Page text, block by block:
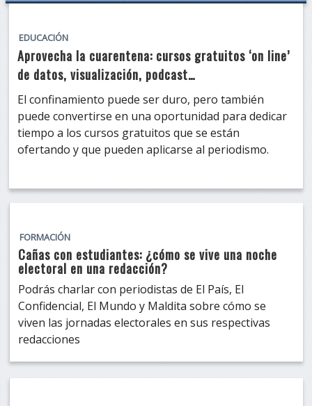
EDUCACIÓN
Aprovecha la cuarentena: cursos gratuitos ‘on line’
de datos, visualización, podcast…
El confinamiento puede ser duro, pero también
puede convertirse en una oportunidad para dedicar
tiempo a los cursos gratuitos que se están
ofertando y que pueden aplicarse al periodismo.
FORMACIÓN
Cañas con estudiantes: ¿cómo se vive una noche
electoral en una redacción?
Podrás charlar con periodistas de El País, El
Confidencial, El Mundo y Maldita sobre cómo se
viven las jornadas electorales en sus respectivas
redacciones